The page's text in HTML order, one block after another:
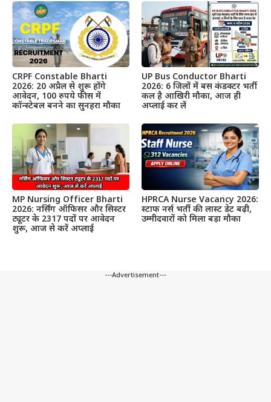
CRPF Constable Bharti
2026: 20 अप्रैल से शुरू होंगे
आवेदन, 100 रुपये फीस में
कॉन्स्टेबल बनने का सुनहरा मौका
UP Bus Conductor Bharti
2026: 6 जिलों में बस कंडक्टर भर्ती
कल है आखिरी मौका, आज ही
अप्लाई कर लें
MP Nursing Officer Bharti
2026: नर्सिंग ऑफिसर और सिस्टर
ट्यूटर के 2317 पदों पर आवेदन
शुरू, आज से करें अप्लाई
HPRCA Nurse Vacancy 2026:
स्टाफ नर्स भर्ती की लास्ट डेट बढ़ी,
उम्मीदवारों को मिला बड़ा मौका
---Advertisement---